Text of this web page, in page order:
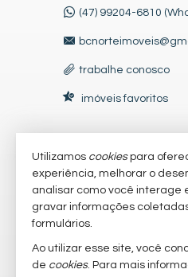
(47) 99204-6810
trabalhe conosco
imóveis favoritos
VEJA MAIS
receba nosso
cadastre seu imóvel
Utilizamos cookiespara
experiência, melhorar o
analisar como você interage
gravar informações
formulários.
Ao utilizar esse site, você
de cookies. Para mais